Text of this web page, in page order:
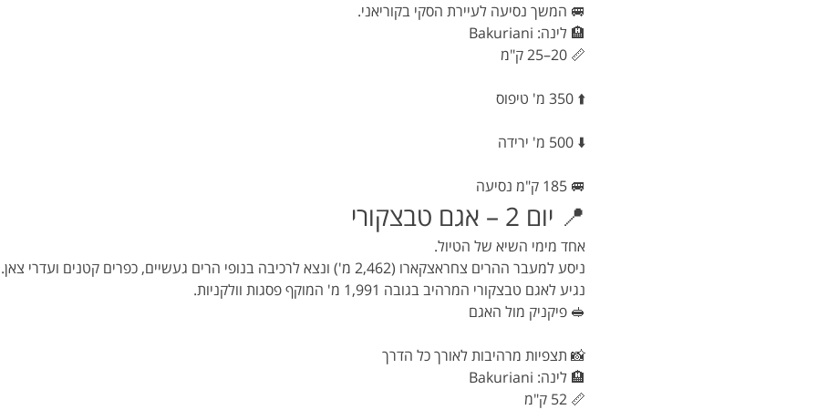
🚐 המשך נסיעה לעיירת הסקי בקוריאני.
🏨 לינה: Bakuriani
📏 20–25 ק"מ
⬆️ 350 מ' טיפוס
⬇️ 500 מ' ירידה
🚐 185 ק"מ נסיעה
📍 יום 2 – אגם טבצקורי
אחד מימי השיא של הטיול.
ניסע למעבר ההרים צחראצקארו (2,462 מ') ונצא לרכיבה בנופי הרים געשיים, כפרים קטנים ועדרי צאן.
נגיע לאגם טבצקורי המרהיב בגובה 1,991 מ' המוקף פסגות וולקניות.
🥪 פיקניק מול האגם
📸 תצפיות מרהיבות לאורך כל הדרך
🏨 לינה: Bakuriani
📏 52 ק"מ